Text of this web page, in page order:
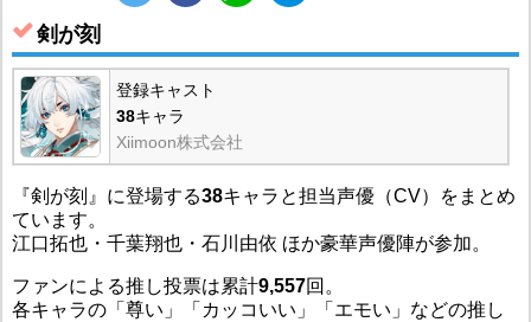
剣が刻
登録キャスト
38キャラ
Xiimoon株式会社
『剣が刻』に登場する38キャラと担当声優（CV）をまとめ
ています。
江口拓也・千葉翔也・石川由依 ほか豪華声優陣が参加。
ファンによる推し投票は累計9,557回。
各キャラの「尊い」「カッコいい」「エモい」などの推し